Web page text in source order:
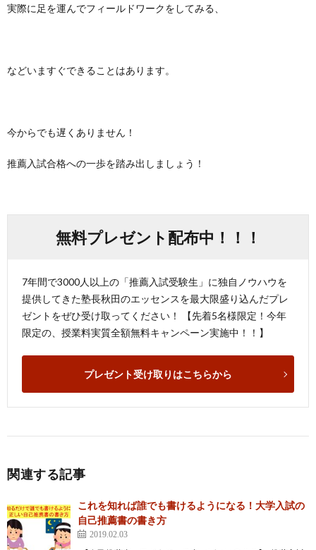
実際に足を運んでフィールドワークをしてみる、
などいますぐできることはあります。
今からでも遅くありません！
推薦入試合格への一歩を踏み出しましょう！
無料プレゼント配布中！！！
7年間で3000人以上の「推薦入試受験生」に独自ノウハウを
提供してきた塾長秋田のエッセンスを最大限盛り込んだプレ
ゼントをぜひ受け取ってください！ 【先着5名様限定！今年
限定の、授業料実質全額無料キャンペーン実施中！！】
プレゼント受け取りはこちらから
関連する記事
これを知れば誰でも書けるようになる！大学入試の
自己推薦書の書き方
2019.02.03